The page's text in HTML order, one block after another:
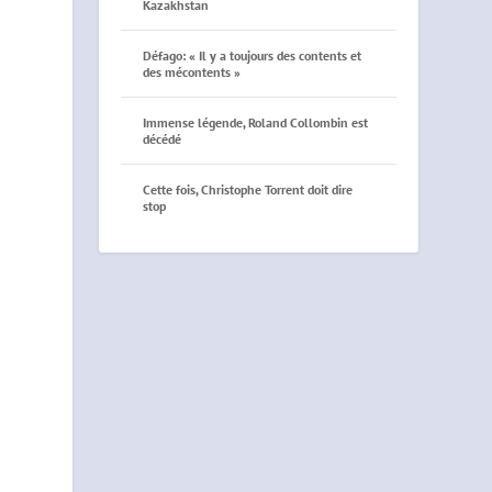
Kazakhstan
Défago: « Il y a toujours des contents et
des mécontents »
Immense légende, Roland Collombin est
décédé
Cette fois, Christophe Torrent doit dire
stop